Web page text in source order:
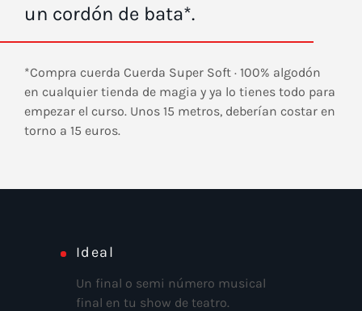
un cordón de bata*.
*Compra cuerda Cuerda Super Soft · 100% algodón
en cualquier tienda de magia y ya lo tienes todo para
empezar el curso. Unos 15 metros, deberían costar en
torno a 15 euros.
Ideal
Un final o semi número musical
final en tu show de teatro.